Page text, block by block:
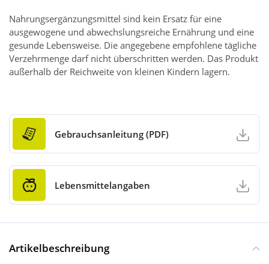
Nahrungsergänzungsmittel sind kein Ersatz für eine
ausgewogene und abwechslungsreiche Ernährung und eine
gesunde Lebensweise. Die angegebene empfohlene tägliche
Verzehrmenge darf nicht überschritten werden. Das Produkt
außerhalb der Reichweite von kleinen Kindern lagern.
Gebrauchsanleitung (PDF)
Lebensmittelangaben
Artikelbeschreibung